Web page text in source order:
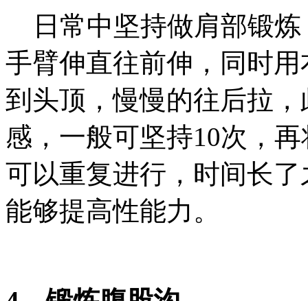
日常中坚持做肩部锻炼
手臂伸直往前伸，同时
到头顶，慢慢的往后拉
感，一般可坚持10次，
可以重复进行，时间长
能够提高性能力。